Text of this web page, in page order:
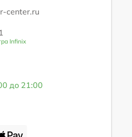
center.ru
Infinix
до 21:00